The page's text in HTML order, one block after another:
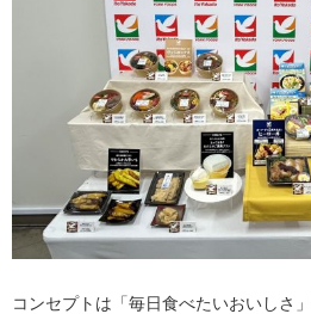
コンセプトは「毎日食べたいおいしさ